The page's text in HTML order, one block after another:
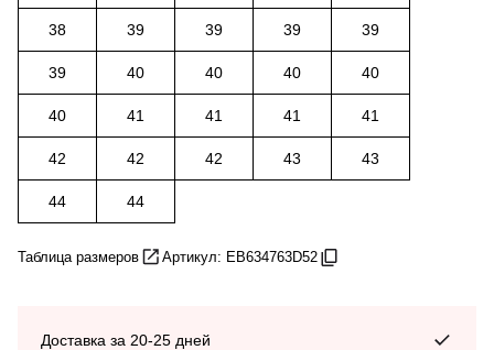
38 39 39 39 39
39 40 40 40 40
40 41 41 41 41
42 42 42 43 43
44 44
Таблица размеров Артикул: EB634763D52
Доставка за 20-25 дней